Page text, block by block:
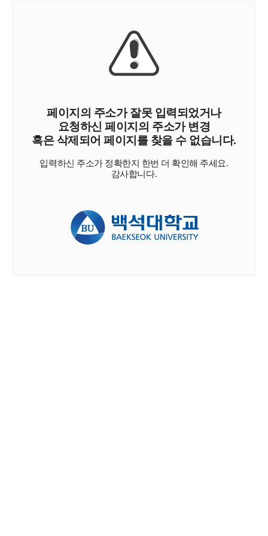
페이지의 주소가 잘못 입력되었거나
요청하신 페이지의 주소가 변경
혹은 삭제되어 페이지를 찾을 수 없습니다.
입력하신 주소가 정확한지 한번 더 확인해 주세요.
감사합니다.